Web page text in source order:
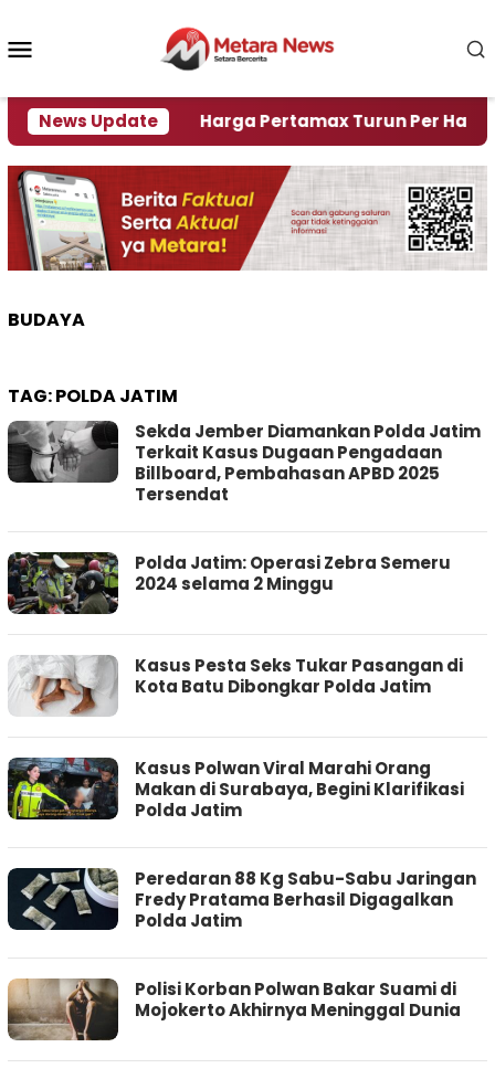
konten
News Update
Air Harga Pertamax Turun Per Hari Ini,
BUDAYA
TAG:POLDA JATIM
Sekda Jember Diamankan Polda Jatim
Terkait Kasus Dugaan Pengadaan
Billboard, Pembahasan APBD 2025
Tersendat
Polda Jatim: Operasi Zebra Semeru
2024 selama 2 Minggu
Kasus Pesta Seks Tukar Pasangan di
Kota Batu Dibongkar Polda Jatim
Kasus Polwan Viral Marahi Orang
Makan di Surabaya, Begini Klarifikasi
Polda Jatim
Peredaran 88 Kg Sabu-Sabu Jaringan
Fredy Pratama Berhasil Digagalkan
Polda Jatim
Polisi Korban Polwan Bakar Suami di
Mojokerto Akhirnya Meninggal Dunia